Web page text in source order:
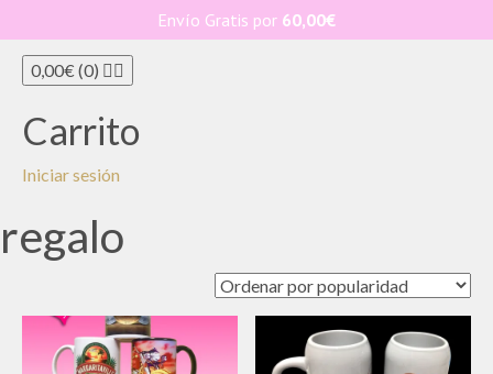
0,00€(0)
Carrito
Iniciar sesión
regalo
Envío Gratis por 60,00€